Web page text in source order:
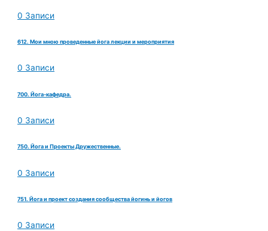
0 Записи
612. Мои мною проведенные йога лекции и мероприятия
0 Записи
700. Йога-кафедра.
0 Записи
750. Йога и Проекты Дружественные.
0 Записи
751. Йога и проект создания сообщества йогинь и йогов
0 Записи